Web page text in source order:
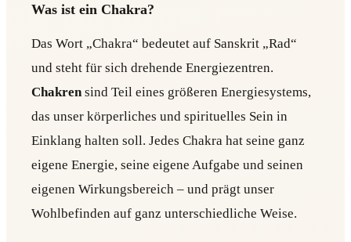
Was ist ein Chakra?
Das Wort „Chakra“ bedeutet auf Sanskrit „Rad“
und steht für sich drehende Energiezentren.
Chakren sind Teil eines größeren Energiesystems,
das unser körperliches und spirituelles Sein in
Einklang halten soll. Jedes Chakra hat seine ganz
eigene Energie, seine eigene Aufgabe und seinen
eigenen Wirkungsbereich – und prägt unser
Wohlbefinden auf ganz unterschiedliche Weise.